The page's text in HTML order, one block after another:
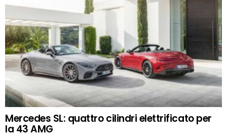
Mercedes SL: quattro cilindri elettrificato per
la 43 AMG